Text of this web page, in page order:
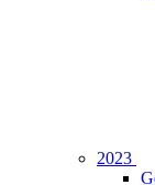
2023